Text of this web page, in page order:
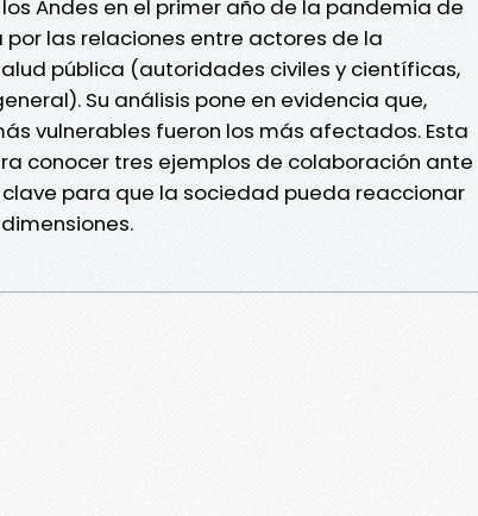
Andes en el primer año de la pandemia de
las relaciones entre actores de la
pública (autoridades civiles y científicas,
Su análisis pone en evidencia que,
vulnerables fueron los más afectados. Esta
conocer tres ejemplos de colaboración ante
para que la sociedad pueda reaccionar